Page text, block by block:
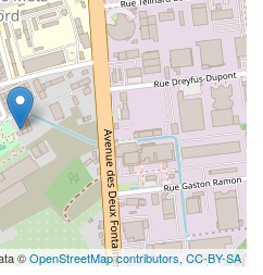
©OpenStreetMap contributors, CC-BY-SA